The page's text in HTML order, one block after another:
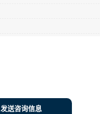
发送咨询信息